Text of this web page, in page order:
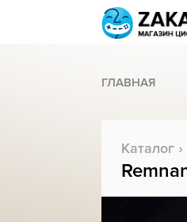
ГЛАВНАЯ
Каталог ›